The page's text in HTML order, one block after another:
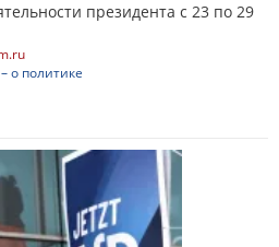
президента с 23 по 29
о политике